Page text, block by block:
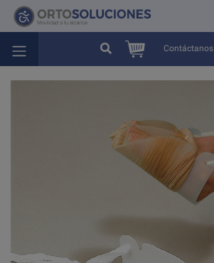
Contáctanos